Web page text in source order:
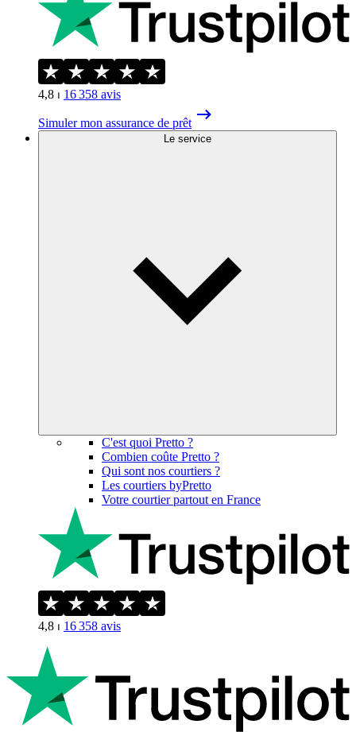
4,8 ⏐ 16 358 avis
Simuler mon assurance de prêt
Le service
C'est quoi Pretto ?
Combien coûte Pretto ?
Qui sont nos courtiers ?
Les courtiers byPretto
Votre courtier partout en France
4,8 ⏐ 16 358 avis